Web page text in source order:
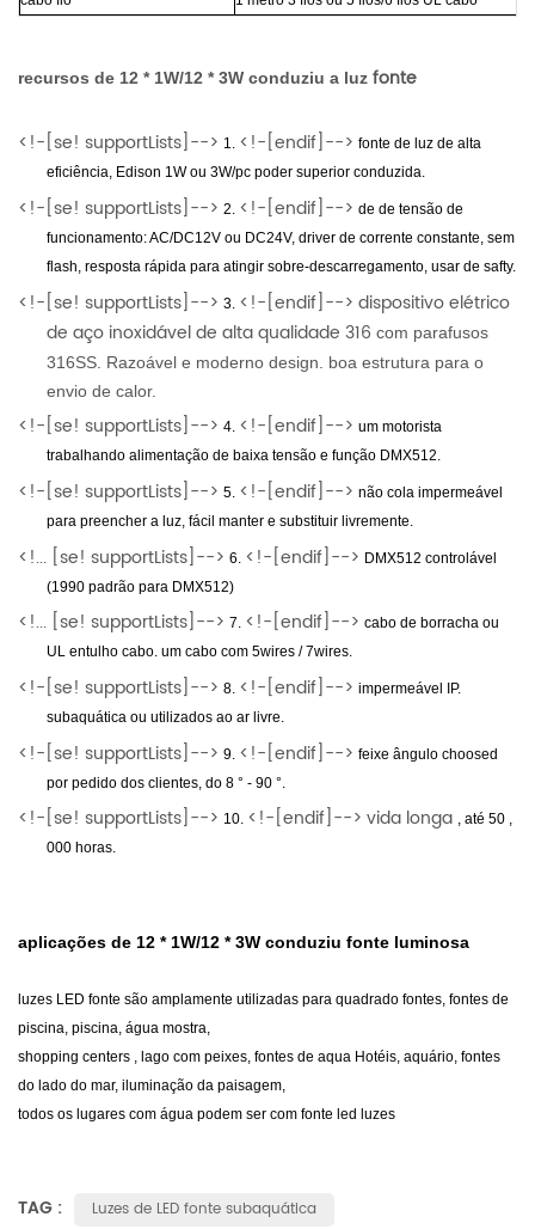
recursos de 12 * 1W/12 * 3W conduziu a luz fonte
<!-[se! supportLists]--> 1. <!-[endif]--> fonte de luz de alta
eficiência, Edison 1W ou 3W/pc poder superior conduzida.
<!-[se! supportLists]--> 2. <!-[endif]--> de de tensão de
funcionamento:AC/DC12V ou DC24V, driver de corrente constante, sem
flash, resposta rápida para atingir sobre-descarregamento, usar de safty.
<!-[se! supportLists]--> 3. <!-[endif]--> dispositivo elétrico
de aço inoxidável de alta qualidade 316 com parafusos
316SS. Razoável e moderno design. boa estrutura para o
envio de calor.
<!-[se! supportLists]--> 4. <!-[endif]--> um motorista
trabalhando alimentação de baixa tensão e função DMX512.
<!-[se! supportLists]--> 5. <!-[endif]--> não cola impermeável
para preencher a luz, fácil manter e substituir livremente.
<!... [se! supportLists]--> 6. <!-[endif]--> DMX512 controlável
(1990 padrão para DMX512)
<!... [se! supportLists]--> 7. <!-[endif]--> cabo de borracha ou
UL entulho cabo. um cabo com 5wires / 7wires.
<!-[se! supportLists]--> 8. <!-[endif]--> impermeável IP.
subaquática ou utilizados ao ar livre.
<!-[se! supportLists]--> 9. <!-[endif]--> feixe ângulo choosed
por pedido dos clientes, do 8 ° - 90 °.
<!-[se! supportLists]--> 10. <!-[endif]--> vida longa , até 50 ,
000 horas.
aplicações de 12 * 1W/12 * 3W conduziu fonte luminosa
luzes LED fonte são amplamente utilizadas para quadrado fontes, fontes de
piscina, piscina, água mostra,
shopping centers , lago com peixes, fontes de aqua Hotéis, aquário, fontes
do lado do mar, iluminação da paisagem,
todos os lugares com água podem ser com fonte led luzes
TAG :
Luzes de LED fonte subaquática